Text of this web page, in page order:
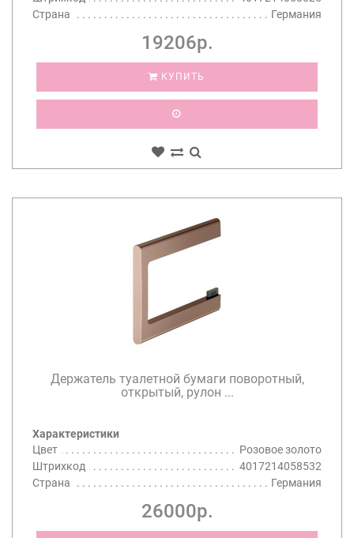
Страна
Германия
19206р.
КУПИТЬ
Держатель туалетной бумаги поворотный,
открытый, рулон ...
Характеристики
Цвет
Розовое золото
Штрихкод
4017214058532
Страна
Германия
26000р.